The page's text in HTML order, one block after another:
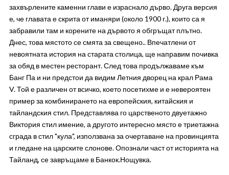
захвърлените каменни глави е израснало дърво. Друга версия
е, че главата е скрита от иманяри (около 1900 г.), които са я
забравили там и корените на дървото я обгръщат плътно.
Днес, това мястото се смята за свещено.. Впечатлени от
невоятната история на старата столица, ще направим почивка
за обяд в местен ресторант. След това продължаваме към
Банг Па и ни предстои да видим Летния дворец на крал Рама
V. Той е различен от всичко, което посетихме и е невероятен
пример за комбинирането на европейския, китайския и
тайландския стил. Представлява го царственото двуетажно
Виктория стил имение, а другото интересно място е триетажна
сграда в стил "кула", използвана за очертаване на провинцията
и гледане на царските слонове. Опознали част от историята на
Тайланд, се завръщаме в Банкок.Нощувка.